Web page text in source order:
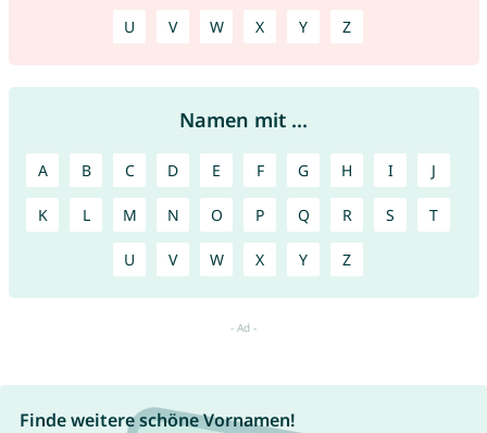
U V W X Y Z
Namen mit ...
A B C D E F G H I J
K L M N O P Q R S T
U V W X Y Z
Finde weitere schöne Vornamen!